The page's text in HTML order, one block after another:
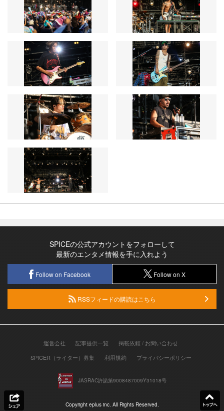
SPICEの公式アカウントをフォローして
最新のエンタメ情報を手に入れよう
Follow on Facebook Follow on X
RSSフィードの購読はこちら
運営会社 記事提供一覧
掲載依頼 / お問い合わせ
SPICER（ライター）募集
利用規約 プライバシーポリシー
JASRAC許諾第9008487009Y31018号
Copyright eplus inc. All Rights Reserved.